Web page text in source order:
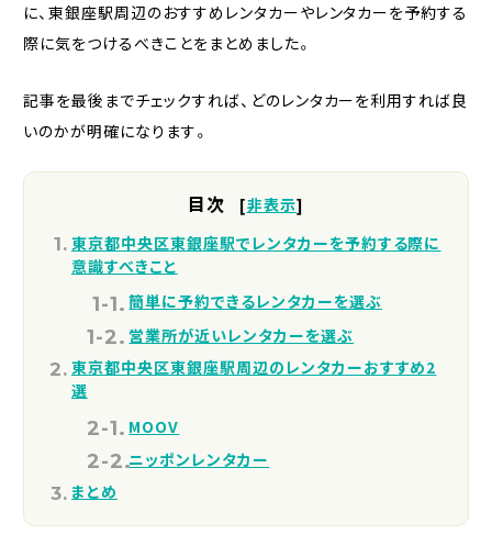
に、東銀座駅周辺のおすすめレンタカーやレンタカーを予約する
際に気をつけるべきことをまとめました。
記事を最後までチェックすれば、どのレンタカーを利用すれば良
いのかが明確になります。
目次 [非表示]
東京都中央区東銀座駅でレンタカーを予約する際に
意識すべきこと
簡単に予約できるレンタカーを選ぶ
営業所が近いレンタカーを選ぶ
東京都中央区東銀座駅周辺のレンタカーおすすめ2
選
MOOV
ニッポンレンタカー
まとめ